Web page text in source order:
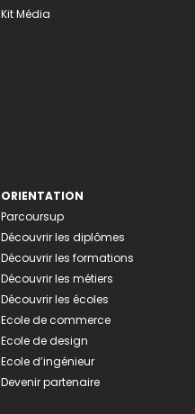
Kit Média
ORIENTATION
Parcoursup
Découvrir les diplômes
Découvrir les formations
Découvrir les métiers
Découvrir les écoles
Ecole de commerce
Ecole de design
Ecole d’ingénieur
Devenir partenaire